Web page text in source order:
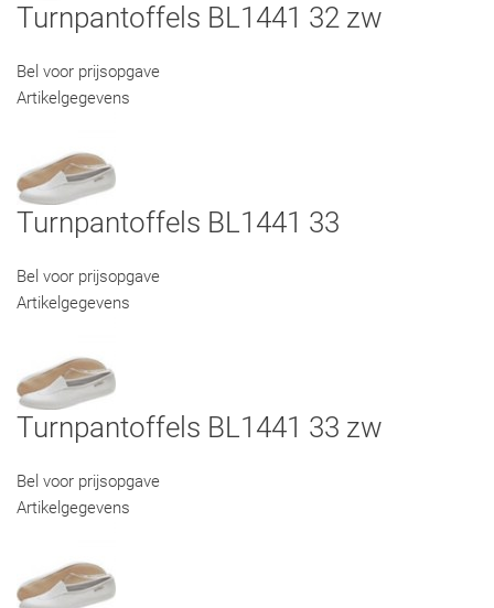
Turnpantoffels BL1441 32 zw
Bel voor prijsopgave
Artikelgegevens
Turnpantoffels BL1441 33
Bel voor prijsopgave
Artikelgegevens
Turnpantoffels BL1441 33 zw
Bel voor prijsopgave
Artikelgegevens